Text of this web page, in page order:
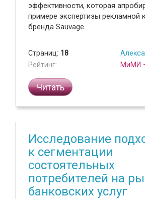
эффективности, которая
примере экспертизы рекламной
бренда Sauvage.
Страниц: 18
Рейтинг:
МиМИ
Читать
Исследование
к сегментации
состоятельных
потребителей на
банковских услуг